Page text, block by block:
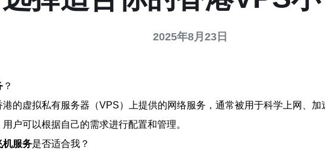
2025年8月23日
？
的虚拟私有服务器（VPS）上提供的网络服务，通常被用于科学上网、
户可以根据自己的需求进行配置和管理。
机服务是否适合我？